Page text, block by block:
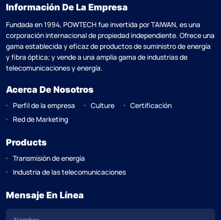
Información De La Empresa
Fundada en 1994, POWTECH fue invertida por TAlWAN, es una
corporación internacional de propiedad independiente. Ofrece una
gama establecida y eficaz de productos de suministro de energía
y fibra óptica; y vende a una amplia gama de industrias de
telecomunicaciones y energía.
Acerca De Nosotros
Perfil de la empresa Culture
Certificación
Red de Marketing
Products
Transmisión de energía
Industria de las telecomunicaciones
Mensaje En Línea